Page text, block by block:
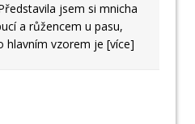
jsem si mnicha
a růžencem u pasu,
hlavním vzorem je [více]